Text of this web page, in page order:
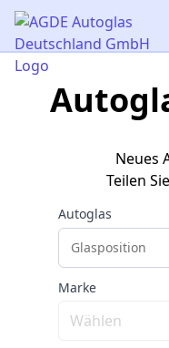
AGDE Autoglas
Neues
Teilen
Autoglas
Glasposition
Marke